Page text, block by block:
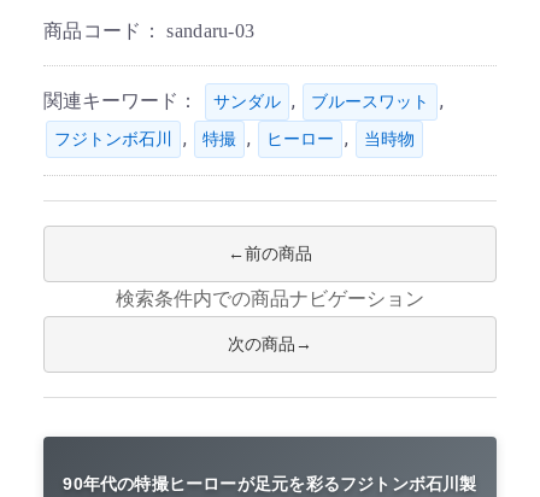
商品コード：sandaru-03
関連キーワード： サンダル , ブルースワット ,
フジトンボ石川 , 特撮 , ヒーロー , 当時物
前の商品
検索条件内での商品ナビゲーション
次の商品
90年代の特撮ヒーローが足元を彩るフジトンボ石川製